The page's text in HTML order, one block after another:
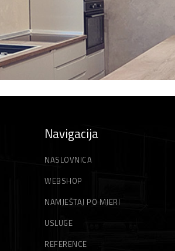
Navigacija
NASLOVNICA
WEBSHOP
NAMJEŠTAJ PO MJERI
USLUGE
REFERENCE